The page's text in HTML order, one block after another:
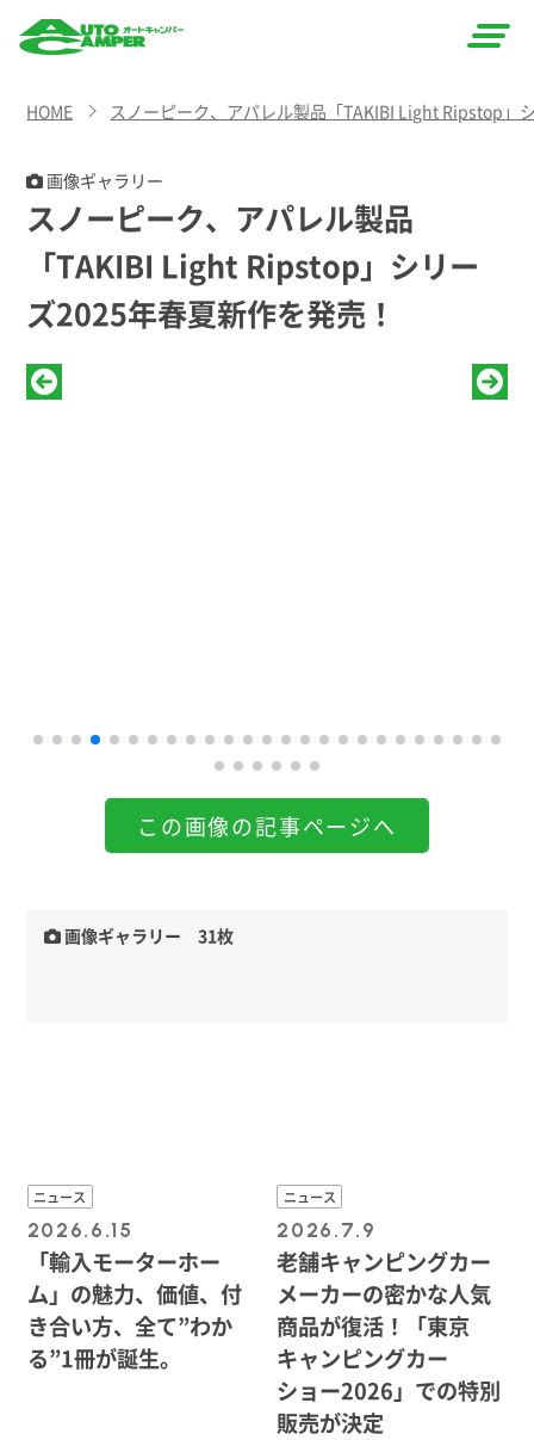
CAMPER
（オート
キャン
パー）
HOME スノーピーク、アパレル製品「TAKIBI Light Ripstop」
画像ギャラリー
スノーピーク、アパレル製品
「TAKIBI Light Ripstop」シリー
ズ2025年春夏新作を発売！
この画像の記事ページへ
画像ギャラリー 31枚
ニュース
2026.6.15
「輸入モーターホー
ム」の魅力、価値、付
き合い方、全て”わか
る”1冊が誕生。
ニュース
2026.7.9
老舗キャンピングカー
メーカーの密かな人気
商品が復活！「東京
キャンピングカー
ショー2026」での特別
販売が決定